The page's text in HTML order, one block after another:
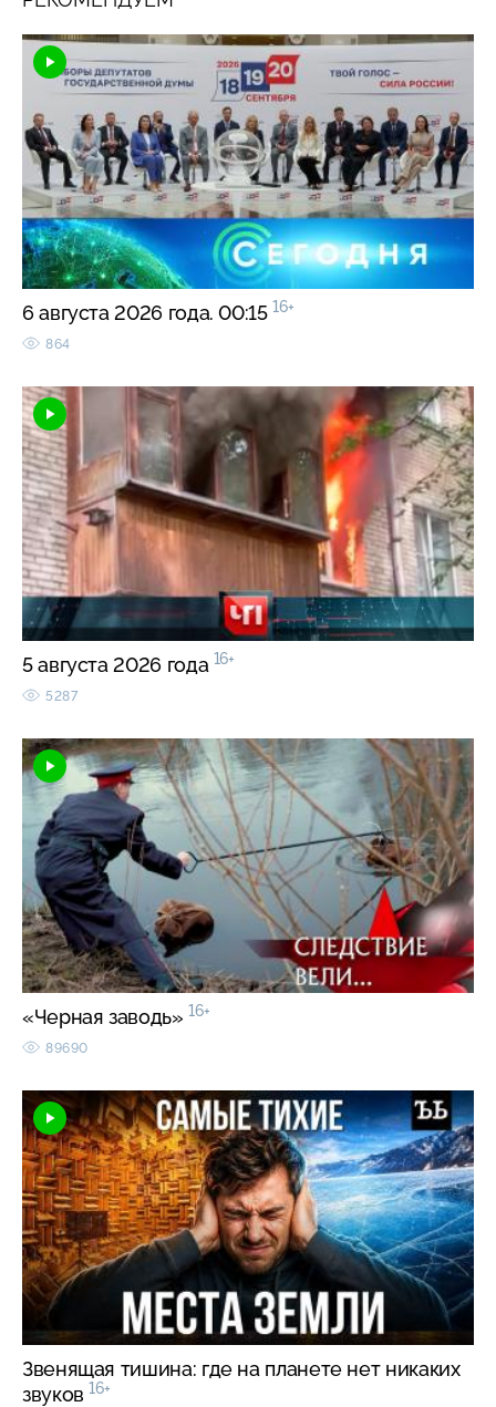
6 августа 2026 года. 00:15 16+
864
5 августа 2026 года 16+
5287
«Черная заводь» 16+
89690
Звенящая тишина: где на планете нет никаких
звуков 16+